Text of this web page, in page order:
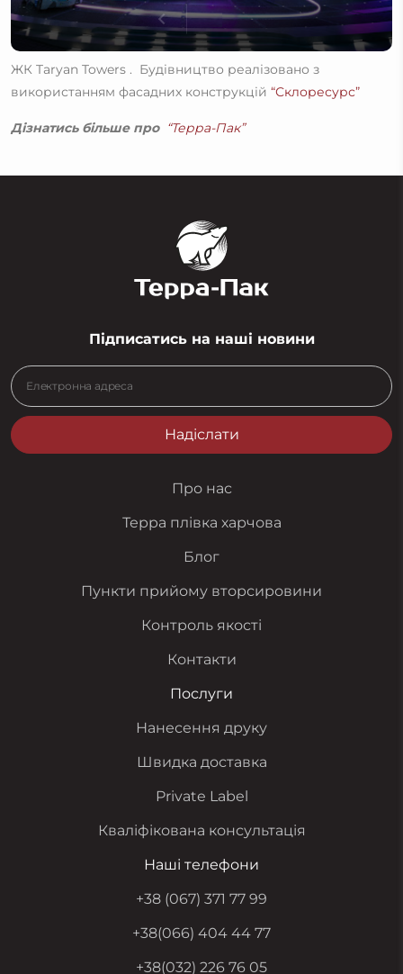
ЖК Taryan Towers . Будівництво реалізовано з
використанням фасадних конструкцій “Склоресурс”
Дізнатись більше про “Терра-Пак”
Підписатись на наші новини
Надіслати
Про нас
Терра плівка харчова
Блог
Пункти прийому вторсировини
Контроль якості
Контакти
Послуги
Нанесення друку
Швидка доставка
Private Label
Кваліфікована консультація
Наші телефони
+38 (067) 371 77 99
+38(066) 404 44 77
+38(032) 226 76 05